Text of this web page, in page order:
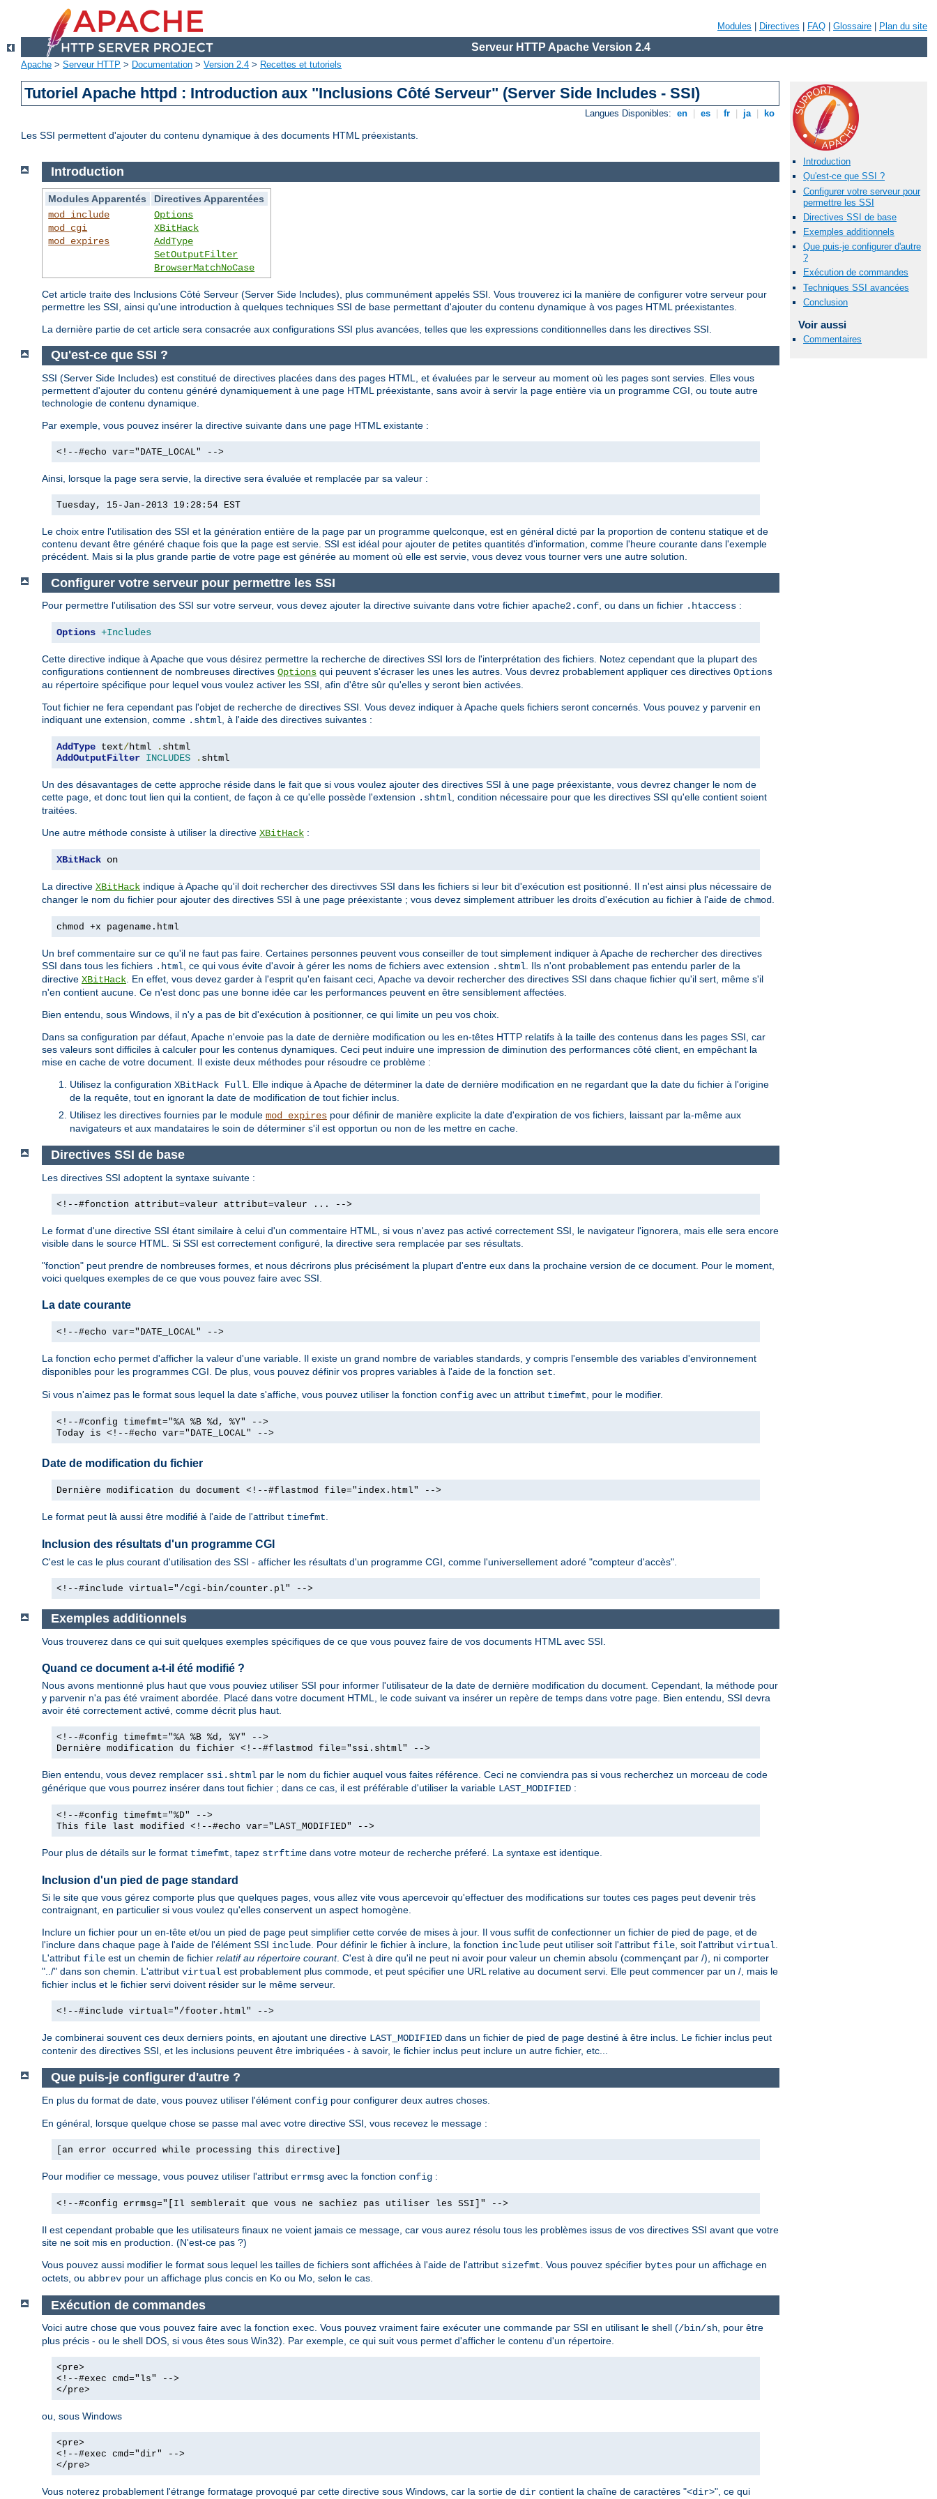
Modules Directives FAQ Glossaire Plan du site
Serveur HTTP Apache Version 2.4
Apache > Serveur HTTP > Documentation > Version 2.4 > Recettes et tutoriels
Tutoriel Apache httpd : Introduction aux "Inclusions Côté Serveur" (Server Side Includes - SSI)
Langues Disponibles: en es fr ja ko
Les SSI permettent d'ajouter du contenu dynamique à des documents HTML préexistants.
Introduction
Qu'est-ce que SSI ?
Configurer votre serveur pour
permettre les SSI
Directives SSI de base
Exemples additionnels
Que puis-je configurer d'autre
?
Exécution de commandes
Techniques SSI avancées
Conclusion
Voir aussi
Commentaires
Introduction
Modules Apparentés
Directives Apparentées
mod_include
mod_cgi
mod_expires
Options
XBitHack
AddType
SetOutputFilter
BrowserMatchNoCase
Cet article traite des Inclusions Côté Serveur (Server Side Includes), plus communément appelés SSI. Vous trouverez ici la manière de configurer votre serveur pour
permettre les SSI, ainsi qu'une introduction à quelques techniques SSI de base permettant d'ajouter du contenu dynamique à vos pages HTML préexistantes.
La dernière partie de cet article sera consacrée aux configurations SSI plus avancées, telles que les expressions conditionnelles dans les directives SSI.
Qu'est-ce que SSI ?
SSI (Server Side Includes) est constitué de directives placées dans des pages HTML, et évaluées par le serveur au moment où les pages sont servies. Elles vous
permettent d'ajouter du contenu généré dynamiquement à une page HTML préexistante, sans avoir à servir la page entière via un programme CGI, ou toute autre
technologie de contenu dynamique.
Par exemple, vous pouvez insérer la directive suivante dans une page HTML existante :
<!--#echo var="DATE_LOCAL" -->
Ainsi, lorsque la page sera servie, la directive sera évaluée et remplacée par sa valeur :
Tuesday, 15-Jan-2013 19:28:54 EST
Le choix entre l'utilisation des SSI et la génération entière de la page par un programme quelconque, est en général dicté par la proportion de contenu statique et de
contenu devant être généré chaque fois que la page est servie. SSI est idéal pour ajouter de petites quantités d'information, comme l'heure courante dans l'exemple
précédent. Mais si la plus grande partie de votre page est générée au moment où elle est servie, vous devez vous tourner vers une autre solution.
Configurer votre serveur pour permettre les SSI
Pour permettre l'utilisation des SSI sur votre serveur, vous devez ajouter la directive suivante dans votre fichier apache2.conf, ou dans un fichier .htaccess :
Options +Includes
Cette directive indique à Apache que vous désirez permettre la recherche de directives SSI lors de l'interprétation des fichiers. Notez cependant que la plupart des
configurations contiennent de nombreuses directives Options qui peuvent s'écraser les unes les autres. Vous devrez probablement appliquer ces directives Options
au répertoire spécifique pour lequel vous voulez activer les SSI, afin d'être sûr qu'elles y seront bien activées.
Tout fichier ne fera cependant pas l'objet de recherche de directives SSI. Vous devez indiquer à Apache quels fichiers seront concernés. Vous pouvez y parvenir en
indiquant une extension, comme .shtml, à l'aide des directives suivantes :
AddType text/html .
AddOutputFilter INCLUDES . shtml
Un des désavantages de cette approche réside dans le fait que si vous voulez ajouter des directives SSI à une page préexistante, vous devrez changer le nom de
cette page, et donc tout lien qui la contient, de façon à ce qu'elle possède l'extension .shtml, condition nécessaire pour que les directives SSI qu'elle contient soient
traitées.
Une autre méthode consiste à utiliser la directive XBitHack :
XBitHack on
La directive XBitHack indique à Apache qu'il doit rechercher des directivves SSI dans les fichiers si leur bit d'exécution est positionné. Il n'est ainsi plus nécessaire de
changer le nom du fichier pour ajouter des directives SSI à une page préexistante ; vous devez simplement attribuer les droits d'exécution au fichier à l'aide de chmod.
chmod +x pagename.html
Un bref commentaire sur ce qu'il ne faut pas faire. Certaines personnes peuvent vous conseiller de tout simplement indiquer à Apache de rechercher des directives
SSI dans tous les fichiers .html, ce qui vous évite d'avoir à gérer les noms de fichiers avec extension .shtml. Ils n'ont probablement pas entendu parler de la
directive XBitHack. En effet, vous devez garder à l'esprit qu'en faisant ceci, Apache va devoir rechercher des directives SSI dans chaque fichier qu'il sert, même s'il
n'en contient aucune. Ce n'est donc pas une bonne idée car les performances peuvent en être sensiblement affectées.
Bien entendu, sous Windows, il n'y a pas de bit d'exécution à positionner, ce qui limite un peu vos choix.
Dans sa configuration par défaut, Apache n'envoie pas la date de dernière modification ou les en-têtes HTTP relatifs à la taille des contenus dans les pages SSI, car
ses valeurs sont difficiles à calculer pour les contenus dynamiques. Ceci peut induire une impression de diminution des performances côté client, en empêchant la
mise en cache de votre document. Il existe deux méthodes pour résoudre ce problème :
Utilisez la configuration XBitHack Full. Elle indique à Apache de déterminer la date de dernière modification en ne regardant que la date du fichier à l'origine
de la requête, tout en ignorant la date de modification de tout fichier inclus.
Utilisez les directives fournies par le module mod_expires pour définir de manière explicite la date d'expiration de vos fichiers, laissant par la-même aux
navigateurs et aux mandataires le soin de déterminer s'il est opportun ou non de les mettre en cache.
Directives SSI de base
Les directives SSI adoptent la syntaxe suivante :
<!--#fonction attribut=valeur attribut=valeur ... -->
Le format d'une directive SSI étant similaire à celui d'un commentaire HTML, si vous n'avez pas activé correctement SSI, le navigateur l'ignorera, mais elle sera encore
visible dans le source HTML. Si SSI est correctement configuré, la directive sera remplacée par ses résultats.
"fonction" peut prendre de nombreuses formes, et nous décrirons plus précisément la plupart d'entre eux dans la prochaine version de ce document. Pour le moment,
voici quelques exemples de ce que vous pouvez faire avec SSI.
La date courante
<!--#echo var="DATE_LOCAL" -->
La fonction echo permet d'afficher la valeur d'une variable. Il existe un grand nombre de variables standards, y compris l'ensemble des variables d'environnement
disponibles pour les programmes CGI. De plus, vous pouvez définir vos propres variables à l'aide de la fonction set
Si vous n'aimez pas le format sous lequel la date s'affiche, vous pouvez utiliser la fonction config avec un attribut timefmt , pour le modifier.
<!--#config timefmt="%A %B %d, %Y" -->
Today is <!--#echo var="DATE_LOCAL" -->
Date de modification du fichier
Dernière modification du document <!--#flastmod file="index.html" -->
Le format peut là aussi être modifié à l'aide de l'attribut timefmt.
Inclusion des résultats d'un programme CGI
C'est le cas le plus courant d'utilisation des SSI - afficher les résultats d'un programme CGI, comme l'universellement adoré "compteur d'accès".
<!--#include virtual="/cgi-bin/counter.pl" -->
Exemples additionnels
Vous trouverez dans ce qui suit quelques exemples spécifiques de ce que vous pouvez faire de vos documents HTML avec SSI.
Quand ce document a-t-il été modifié ?
Nous avons mentionné plus haut que vous pouviez utiliser SSI pour informer l'utilisateur de la date de dernière modification du document. Cependant, la méthode pour
y parvenir n'a pas été vraiment abordée. Placé dans votre document HTML, le code suivant va insérer un repère de temps dans votre page. Bien entendu, SSI devra
avoir été correctement activé, comme décrit plus haut.
<!--#config timefmt="%A %B %d, %Y" -->
Dernière modification du fichier <!--#flastmod file="ssi.shtml" -->
Bien entendu, vous devez remplacer ssi.shtml par le nom du fichier auquel vous faites référence. Ceci ne conviendra pas si vous recherchez un morceau de code
générique que vous pourrez insérer dans tout fichier ; dans ce cas, il est préférable d'utiliser la variable LAST_MODIFIED :
<!--#config timefmt="%D" -->
This file last modified <!--#echo var="LAST_MODIFIED" -->
Pour plus de détails sur le format timefmt , tapez strftime dans votre moteur de recherche préferé. La syntaxe est identique.
Inclusion d'un pied de page standard
Si le site que vous gérez comporte plus que quelques pages, vous allez vite vous apercevoir qu'effectuer des modifications sur toutes ces pages peut devenir très
contraignant, en particulier si vous voulez qu'elles conservent un aspect homogène.
Inclure un fichier pour un en-tête et/ou un pied de page peut simplifier cette corvée de mises à jour. Il vous suffit de confectionner un fichier de pied de page, et de
l'inclure dans chaque page à l'aide de l'élément SSI include. Pour définir le fichier à inclure, la fonction include peut utiliser soit l'attribut file, soit l'attribut virtual.
L'attribut file est un chemin de fichier relatif au répertoire courant. C'est à dire qu'il ne peut ni avoir pour valeur un chemin absolu (commençant par /), ni comporter
"../" dans son chemin. L'attribut virtual est probablement plus commode, et peut spécifier une URL relative au document servi. Elle peut commencer par un /, mais le
fichier inclus et le fichier servi doivent résider sur le même serveur.
<!--#include virtual="/footer.html" -->
Je combinerai souvent ces deux derniers points, en ajoutant une directive LAST_MODIFIED dans un fichier de pied de page destiné à être inclus. Le fichier inclus peut
contenir des directives SSI, et les inclusions peuvent être imbriquées - à savoir, le fichier inclus peut inclure un autre fichier, etc...
Que puis-je configurer d'autre ?
En plus du format de date, vous pouvez utiliser l'élément config pour configurer deux autres choses.
En général, lorsque quelque chose se passe mal avec votre directive SSI, vous recevez le message :
[an error occurred while processing this directive]
Pour modifier ce message, vous pouvez utiliser l'attribut errmsg avec la fonction config :
<!--#config errmsg="[Il semblerait que vous ne sachiez pas utiliser les SSI]" -->
Il est cependant probable que les utilisateurs finaux ne voient jamais ce message, car vous aurez résolu tous les problèmes issus de vos directives SSI avant que votre
site ne soit mis en production. (N'est-ce pas ?)
Vous pouvez aussi modifier le format sous lequel les tailles de fichiers sont affichées à l'aide de l'attribut sizefmt . Vous pouvez spécifier bytes pour un affichage en
octets, ou abbrev pour un affichage plus concis en Ko ou Mo, selon le cas.
Exécution de commandes
Voici autre chose que vous pouvez faire avec la fonction exec . Vous pouvez vraiment faire exécuter une commande par SSI en utilisant le shell (/bin/sh , pour être
plus précis - ou le shell DOS, si vous êtes sous Win32). Par exemple, ce qui suit vous permet d'afficher le contenu d'un répertoire.
<pre>
<!--#exec cmd="ls" -->
</pre>
ou, sous Windows
<pre>
<!--#exec cmd="dir" -->
</pre>
Vous noterez probablement l'étrange formatage provoqué par cette directive sous Windows, car la sortie de dir contient la chaîne de caractères "<dir>", ce qui